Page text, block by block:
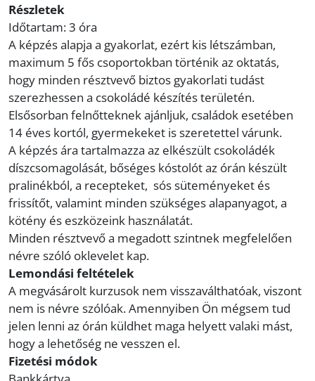
Részletek
Időtartam: 3 óra
A képzés alapja a gyakorlat, ezért kis létszámban,
maximum 5 fős csoportokban történik az oktatás,
hogy minden résztvevő biztos gyakorlati tudást
szerezhessen a csokoládé készítés területén.
Elsősorban felnőtteknek ajánljuk, családok esetében
14 éves kortól, gyermekeket is szeretettel várunk.
A képzés ára tartalmazza az elkészült csokoládék
díszcsomagolását, bőséges kóstolót az órán készült
pralinékból, a recepteket, sós süteményeket és
frissítőt, valamint minden szükséges alapanyagot, a
kötény és eszközeink használatát.
Minden résztvevő a megadott szintnek megfelelően
névre szóló oklevelet kap.
Lemondási feltételek
A megvásárolt kurzusok nem visszaválthatóak, viszont
nem is névre szólóak. Amennyiben Ön mégsem tud
jelen lenni az órán küldhet maga helyett valaki mást,
hogy a lehetőség ne vesszen el.
Fizetési módok